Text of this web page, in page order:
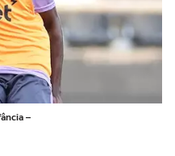
–